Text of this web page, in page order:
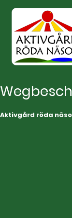
Aktivgård röda